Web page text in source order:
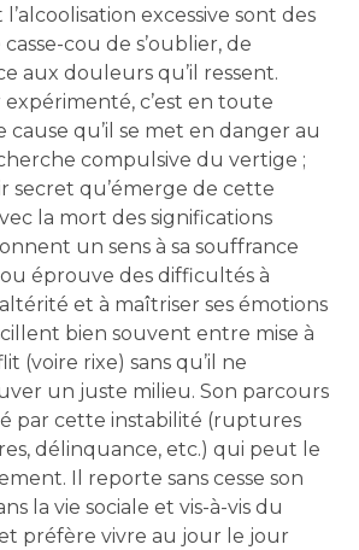
excessive sont des
cou de s’oublier, de
aux douleurs qu’il ressent.
c’est en toute
cause qu’il se met en danger au
compulsive du vertige ;
secret qu’émerge de cette
la mort des significations
un sens à sa souffrance
éprouve des difficultés à
et à maîtriser ses émotions
bien souvent entre mise à
(voire rixe) sans qu’il ne
un juste milieu. Son parcours
par cette instabilité (ruptures
délinquance, etc.) qui peut le
Il reporte sans cesse son
la vie sociale et vis-à-vis du
préfère vivre au jour le jour